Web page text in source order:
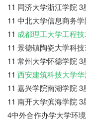
11 同济大学浙江学院 3
11 中北大学信息商务
11 成都理工大学工程
11 景德镇陶瓷大学科
11 常州大学怀德学院 3
11 西安建筑科技大学
11 嘉兴学院南湖学院 3
11 南开大学滨海学院 3
4中外合作办学大学环